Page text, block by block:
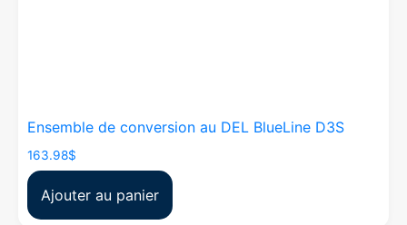
Ensemble de conversion au DEL BlueLine D3S
163.98$
Ajouter au panier